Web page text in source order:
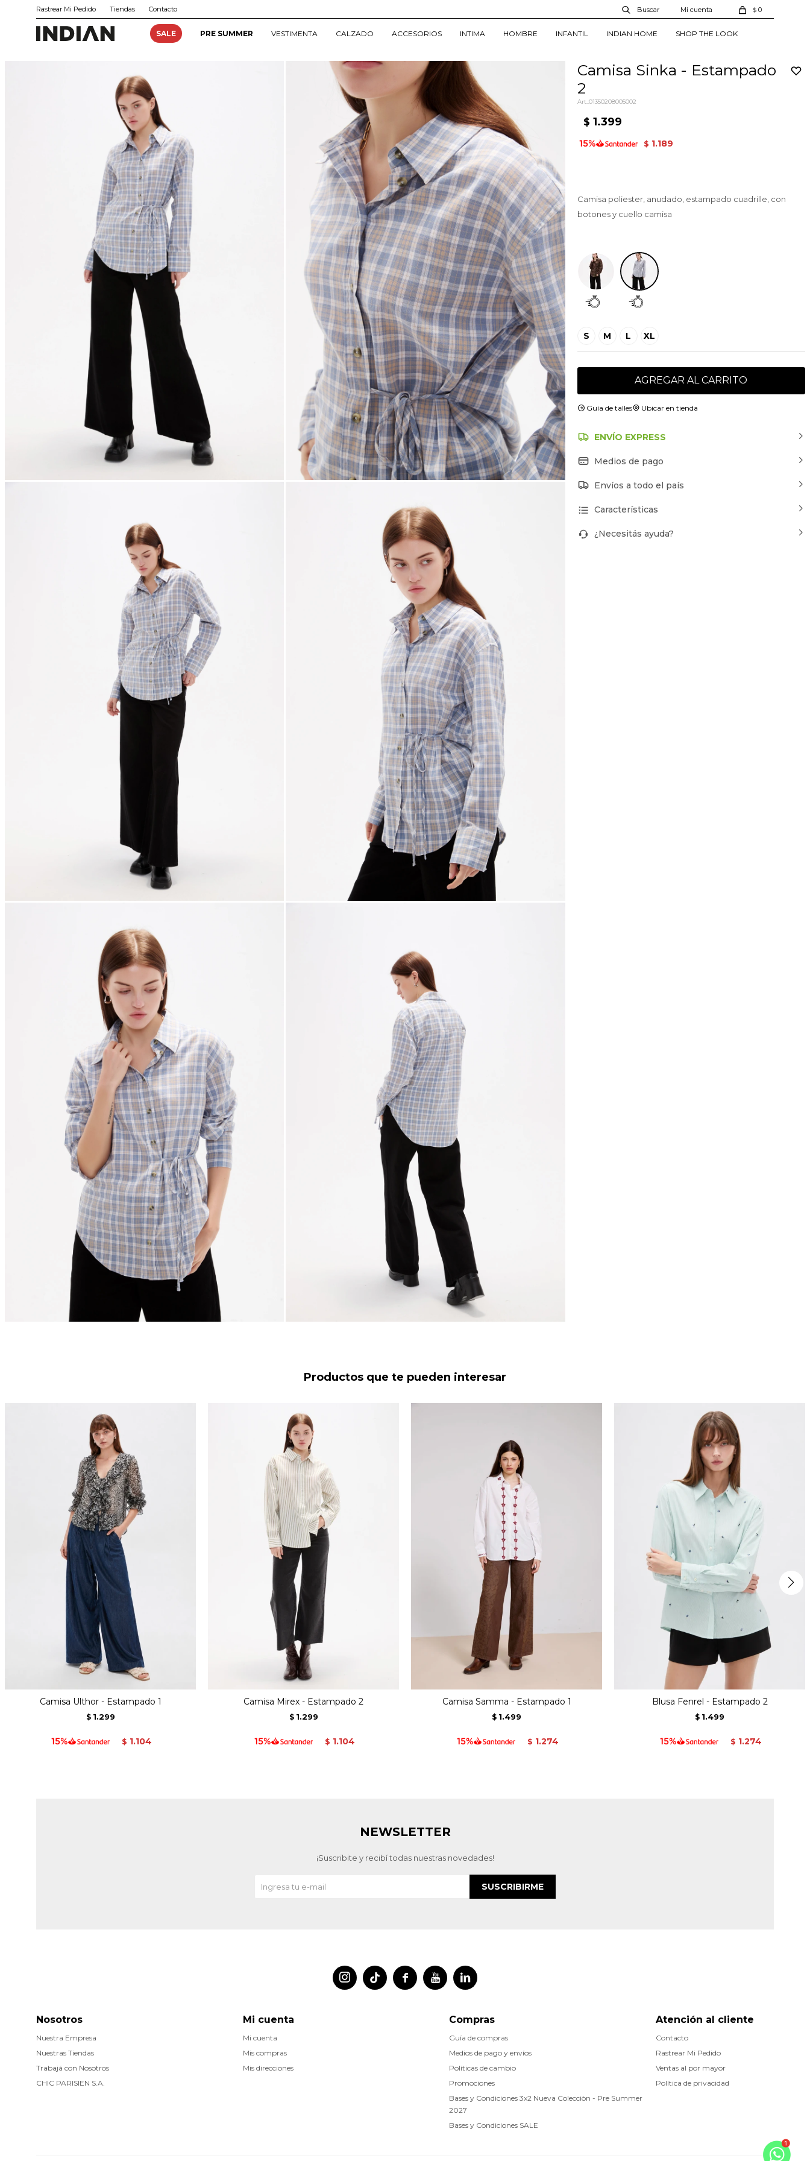
SALE PRE SUMMER VESTIMENTA CALZADO ACCESORIOS INTIMA HOMBRE INFANTIL INDIAN HOME SHOP THE LOOK
$ 0
Rastrear Mi Pedido Tiendas Contacto
Camisa Sinka - Estampado
2
01350208005002
$ 1.399
$ 1.189
Camisa poliester, anudado, estampado cuadrille, con
botones y cuello camisa
S M L XL
AGREGAR AL CARRITO
Guía de talles Ubicar en tienda
ENVÍO EXPRESS
Medios de pago
Envíos a todo el país
Características
¿Necesitás ayuda?
Productos que te pueden interesar
Camisa Ulthor - Estampado 1
$ 1.299
$ 1.104
Camisa Mirex - Estampado 2
$ 1.299
$ 1.104
Camisa Samma - Estampado 1
$ 1.499
$ 1.274
Blusa Fenrel - Estampado 2
$ 1.499
$ 1.274
 
 
Atención al cliente
Contacto
Rastrear Mi Pedido
Ventas al por mayor
Política de privacidad
Nosotros
Nuestra Empresa
Nuestras Tiendas
Trabajá con Nosotros
CHIC PARISIEN S.A.
Compras
Guía de compras
Medios de pago y envíos
Políticas de cambio
Promociones
Bases y Condiciones 3x2 Nueva Colecciòn - Pre Summer
2027
Bases y Condiciones SALE
Mi cuenta
Mi cuenta
Mis compras
Mis direcciones
NEWSLETTER
¡Suscribite y recibí todas nuestras novedades!
SUSCRIBIRME